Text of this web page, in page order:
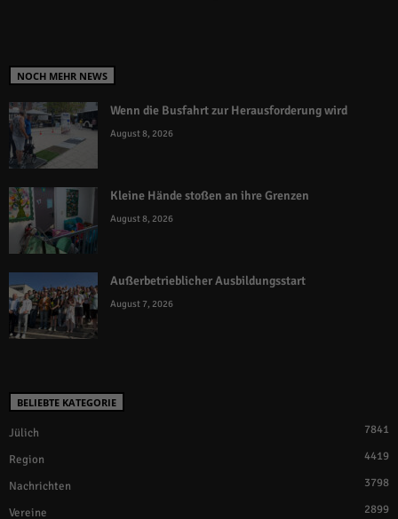
NOCH MEHR NEWS
Wenn die Busfahrt zur Herausforderung wird
August 8, 2026
Kleine Hände stoßen an ihre Grenzen
August 8, 2026
Außerbetrieblicher Ausbildungsstart
August 7, 2026
BELIEBTE KATEGORIE
Jülich 7841
Region 4419
Nachrichten 3798
Vereine 2899